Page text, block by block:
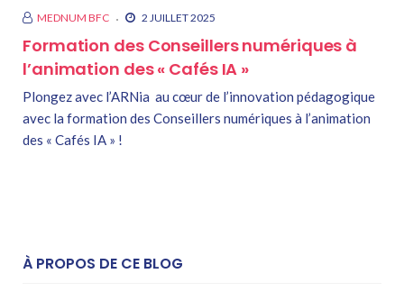
MEDNUM BFC 2 JUILLET 2025
Formation des Conseillers numériques à
l’animation des « Cafés IA »
Plongez avec l’ARNia au cœur de l’innovation pédagogique
avec la formation des Conseillers numériques à l’animation
des « Cafés IA » !
À PROPOS DE CE BLOG